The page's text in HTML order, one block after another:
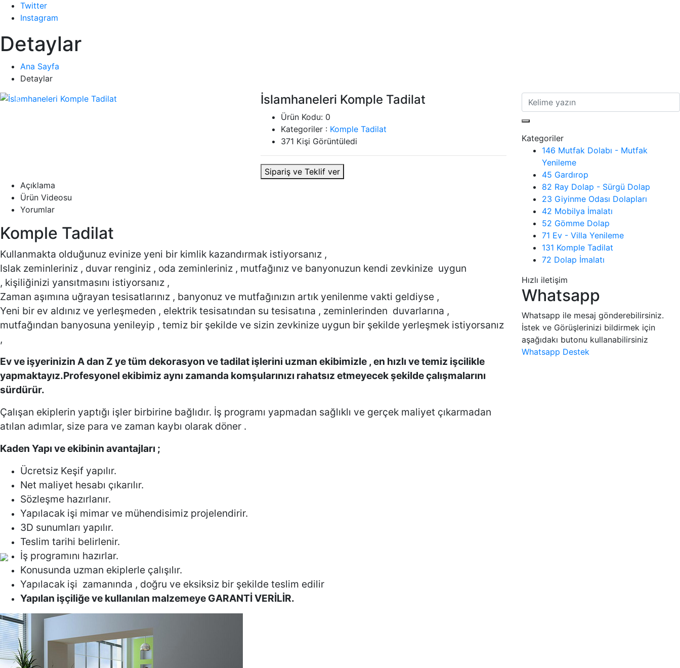
Twitter
Instagram
Detaylar
Ana Sayfa
Detaylar
Previous İslamhaneleri Komple Tadilat
Ürün Kodu: 0
Kategoriler : Komple Tadilat
371 Kişi Görüntüledi
Sipariş ve Teklif ver
Açıklama
Ürün Videosu
Yorumlar
Komple Tadilat
Kullanmakta olduğunuz evinize yeni bir kimlik kazandırmak istiyorsanız ,
Islak zeminleriniz , duvar renginiz , oda zeminleriniz , mutfağınız ve banyonuzun kendi zevkinize uygun
, kişiliğinizi yansıtmasını istiyorsanız ,
Zaman aşımına uğrayan tesisatlarınız , banyonuz ve mutfağınızın artık yenilenme vakti geldiyse ,
Yeni bir ev aldınız ve yerleşmeden , elektrik tesisatından su tesisatına , zeminlerinden duvarlarına ,
mutfağından banyosuna yenileyip , temiz bir şekilde ve sizin zevkinize uygun bir şekilde yerleşmek istiyorsanız
,
Ev ve işyerinizin A dan Z ye tüm dekorasyon ve tadilat işlerini uzman ekibimizle , en hızlı ve temiz işcilikle
yapmaktayız.Profesyonel ekibimiz aynı zamanda komşularınızı rahatsız etmeyecek şekilde çalışmalarını
sürdürür.
Çalışan ekiplerin yaptığı işler birbirine bağlıdır. İş programı yapmadan sağlıklı ve gerçek maliyet çıkarmadan
atılan adımlar, size para ve zaman kaybı olarak döner .
Kaden Yapı ve ekibinin avantajları ;
Ücretsiz Keşif yapılır.
Net maliyet hesabı çıkarılır.
Sözleşme hazırlanır.
Yapılacak işi mimar ve mühendisimiz projelendirir.
3D sunumları yapılır.
Teslim tarihi belirlenir.
İş programını hazırlar.
Konusunda uzman ekiplerle çalışılır.
Yapılacak işi zamanında , doğru ve eksiksiz bir şekilde teslim edilir
Yapılan işçiliğe ve kullanılan malzemeye GARANTİ VERİLİR.
Kategoriler
146 Mutfak Dolabı - Mutfak
Yenileme
45 Gardırop
82 Ray Dolap - Sürgü Dolap
23 Giyinme Odası Dolapları
42 Mobilya İmalatı
52 Gömme Dolap
71 Ev - Villa Yenileme
131 Komple Tadilat
72 Dolap İmalatı
Hızlı iletişim
Whatsapp
Whatsapp ile mesaj gönderebilirsiniz.
İstek ve Görüşlerinizi bildirmek için
aşağıdakı butonu kullanabilirsiniz
Whatsapp Destek